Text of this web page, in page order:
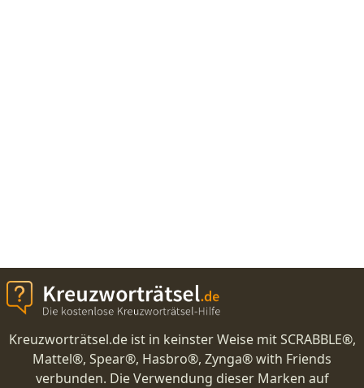
Kreuzworträtsel.de ist in keinster Weise mit SCRABBLE®,
Mattel®, Spear®, Hasbro®, Zynga® with Friends
verbunden. Die Verwendung dieser Marken auf